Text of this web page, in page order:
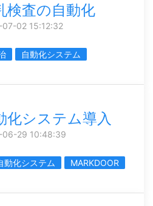
検査の自動化
02 15:12:32
自動化システム
化システム導入
06-29 10:48:39
動化システム
MARKDOOR